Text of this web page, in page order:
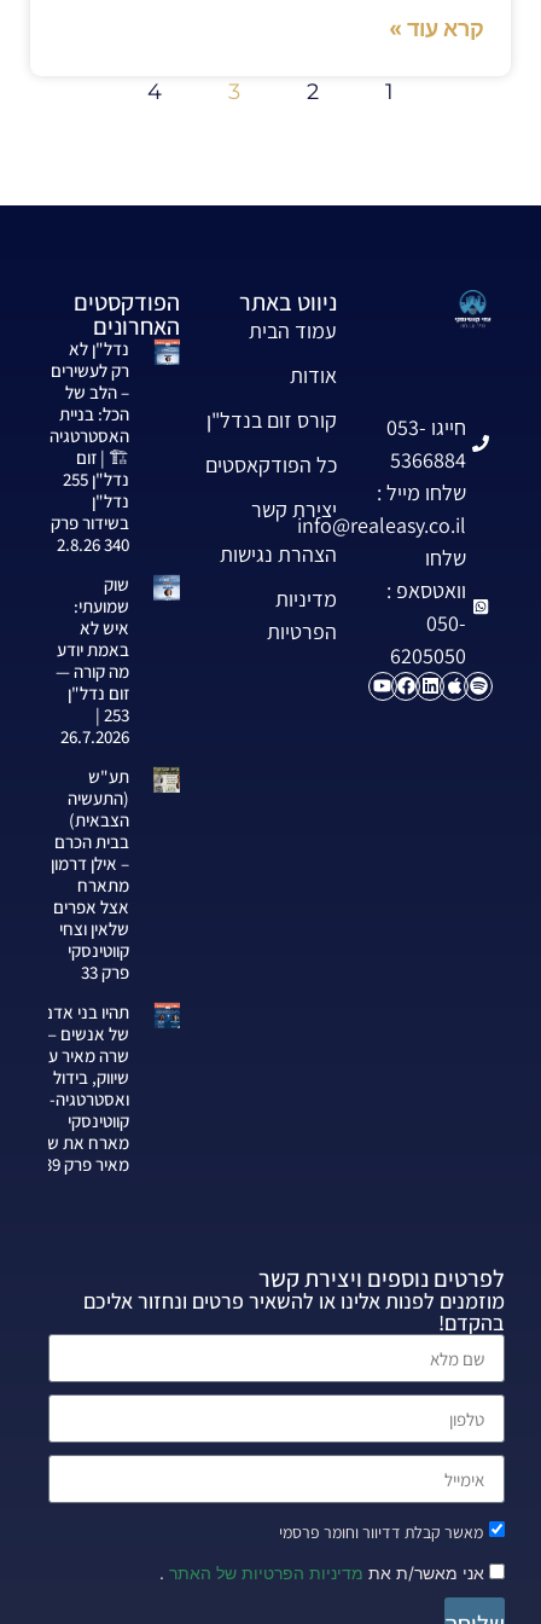
קרא עוד »
1
2
3
4
חייגו 053-
5366884
שלחו מייל :
info@realeasy.co.il
שלחו
וואטסאפ :
050-
6205050
ניווט באתר
עמוד הבית
אודות
קורס זום בנדל"ן
כל הפודקאסטים
יצירת קשר
הצהרת נגישות
מדיניות
הפרטיות
הפודקסטים
האחרונים
נדל"ן לא
רק לעשירים
– הלב של
הכל: בניית
האסטרטגיה
🏗️ | זום
נדל"ן 255
נדל"ן
בשידור פרק
340 2.8.26
שוק
שמועתי:
איש לא
באמת יודע
מה קורה —
זום נדל"ן
253 |
26.7.2026
תע"ש
(התעשיה
הצבאית)
בבית הכרם
– אילן דרמון
מתארח
אצל אפרים
שלאין וצחי
קווטינסקי
פרק 33
תהיו בני אדם
של אנשים —
שרה מאיר על
שיווק, בידול
ואסטרטגיה-צחי
קווטינסקי
מארח את שרה
מאיר פרק 339
לפרטים נוספים ויצירת קשר
מוזמנים לפנות אלינו או להשאיר פרטים ונחזור אליכם
בהקדם!
מאשר קבלת דדיוור וחומר פרסמי
אני מאשר/ת את מדיניות הפרטיות של האתר .